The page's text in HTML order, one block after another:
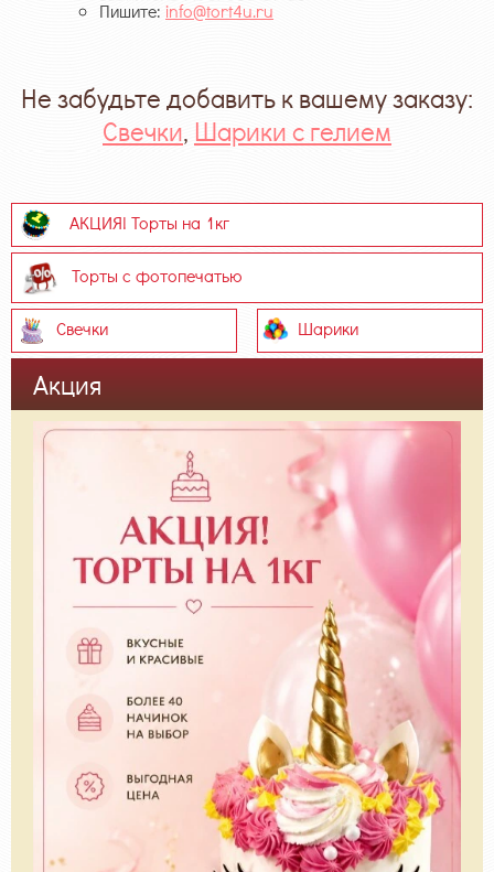
Пишите: info@tort4u.ru
Не забудьте добавить к вашему заказу:
Свечки, Шарики с гелием
АКЦИЯ! Торты на 1кг
Торты с фотопечатью
Шарики
Свечки
Акция